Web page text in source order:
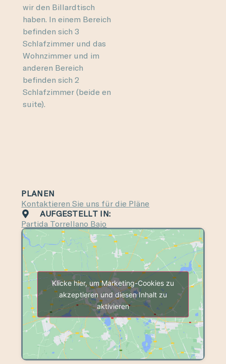
wir den Billardtisch
haben. In einem Bereich
befinden sich 3
Schlafzimmer und das
Wohnzimmer und im
anderen Bereich
befinden sich 2
Schlafzimmer (beide en
suite).
PLANEN
Kontaktieren Sie uns für die Pläne
AUFGESTELLT IN:
Partida Torrellano Bajo
Klicke hier, um Marketing-Cookies zu
akzeptieren und diesen Inhalt zu
aktivieren